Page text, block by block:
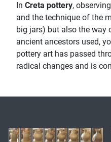
In Creta pottery,
and the technique of the
big jars) but also the way
ancient ancestors used,
pottery art has passed
radical changes and is